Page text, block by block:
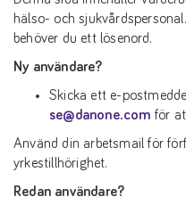
hälso- och
behöver du ett lösenord.
Ny användare?
Skicka ett e-
se@danone.com för
Använd din arbetsmail för
yrkestillhörighet.
Redan användare?